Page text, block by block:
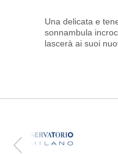
Una delicata e
sonnambula
lascerà ai suoi